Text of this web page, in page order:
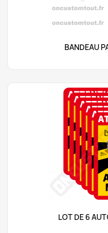
BANDEAU
LOT DE 6